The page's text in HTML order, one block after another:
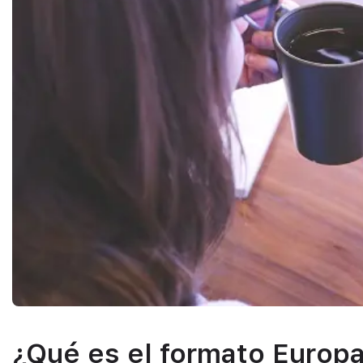
¿Qué es el formato